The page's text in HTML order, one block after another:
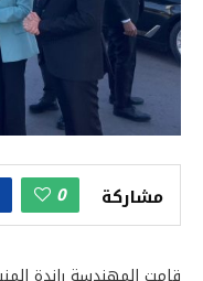
مشاركة 0